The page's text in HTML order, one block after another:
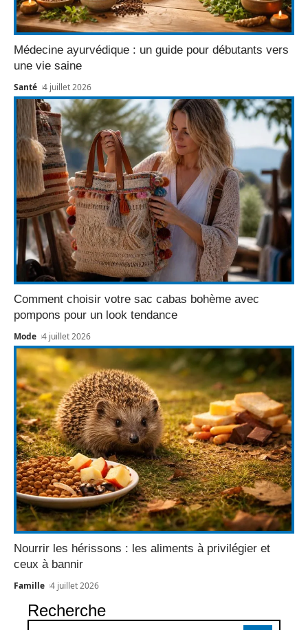
Médecine ayurvédique : un guide pour débutants vers
une vie saine
Santé 4 juillet 2026
Comment choisir votre sac cabas bohème avec
pompons pour un look tendance
Mode 4 juillet 2026
Nourrir les hérissons : les aliments à privilégier et
ceux à bannir
Famille 4 juillet 2026
Recherche